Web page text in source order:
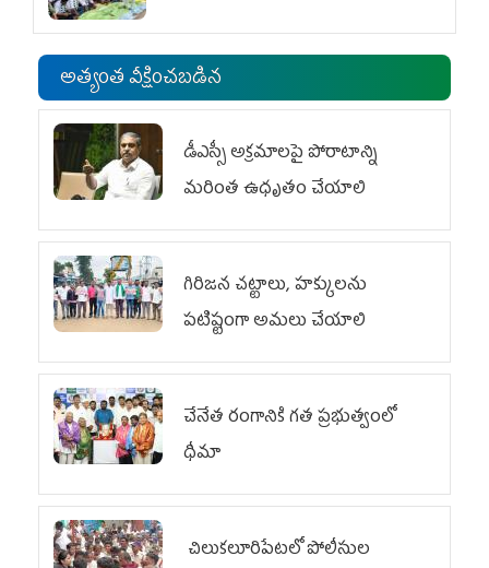
అత్యంత వీక్షించబడిన
డీఎస్సీ అక్రమాలపై పోరాటాన్ని
మరింత ఉధృతం చేయాలి
గిరిజన చట్టాలు, హక్కులను
పటిష్టంగా అమలు చేయాలి
చేనేత రంగానికి గత ప్రభుత్వంలో
ధీమా
చిలుక‌లూరిపేట‌లో పోలీసుల